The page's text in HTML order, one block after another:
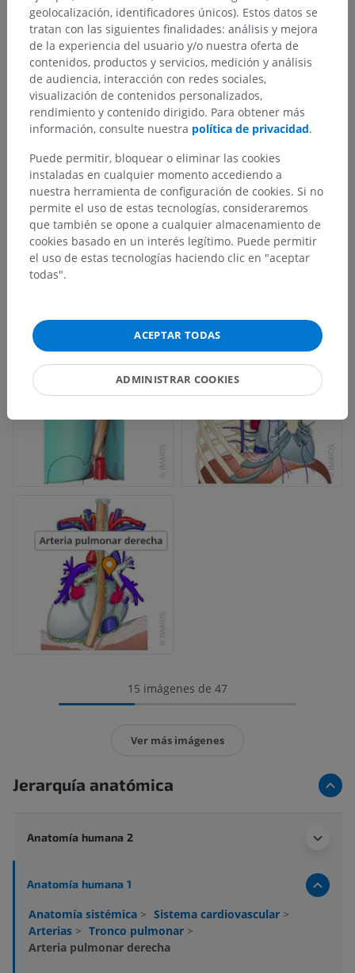
15 imágenes de 47
Ver más imágenes
Jerarquía anatómica
Anatomía humana 2
Anatomía humana 1
Anatomía sistémica > Sistema cardiovascular >
Arterias > Tronco pulmonar >
Arteria pulmonar derecha
geolocalización, identificadores únicos). Estos datos se
tratan con las siguientes finalidades: análisis y mejora
de la experiencia del usuario y/o nuestra oferta de
contenidos, productos y servicios, medición y análisis
de audiencia, interacción con redes sociales,
visualización de contenidos personalizados,
rendimiento y contenido dirigido. Para obtener más
información, consulte nuestra política de privacidad.
Puede permitir, bloquear o eliminar las cookies
instaladas en cualquier momento accediendo a
nuestra herramienta de configuración de cookies. Si no
permite el uso de estas tecnologías, consideraremos
que también se opone a cualquier almacenamiento de
cookies basado en un interés legítimo. Puede permitir
el uso de estas tecnologías haciendo clic en "aceptar
todas".
ACEPTAR TODAS
ADMINISTRAR COOKIES